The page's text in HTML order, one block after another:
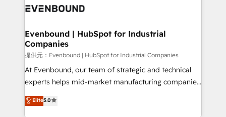
to accompany companies on their digital
Data & Content 📈 Sales & Marketing Alignment +
Agent Creation 🔄 Custom Integrations & Data
Migration Why 1406 We become part of your team.
Your team learns while we build. We fix what others
broke. Built for mid-market reality—practical
solutions that work with your actual headcount and
HubSpot partners 🔄 Top 5% globally in client
Evenbound | HubSpot for Industrial
Companies
提供元：Evenbound | HubSpot for Industrial Companies
At Evenbound, our team of strategic and technical
experts helps mid-market manufacturing companies
achieve real growth. We specialize in delivering
tailored solutions that drive results by leveraging
Elite5.0